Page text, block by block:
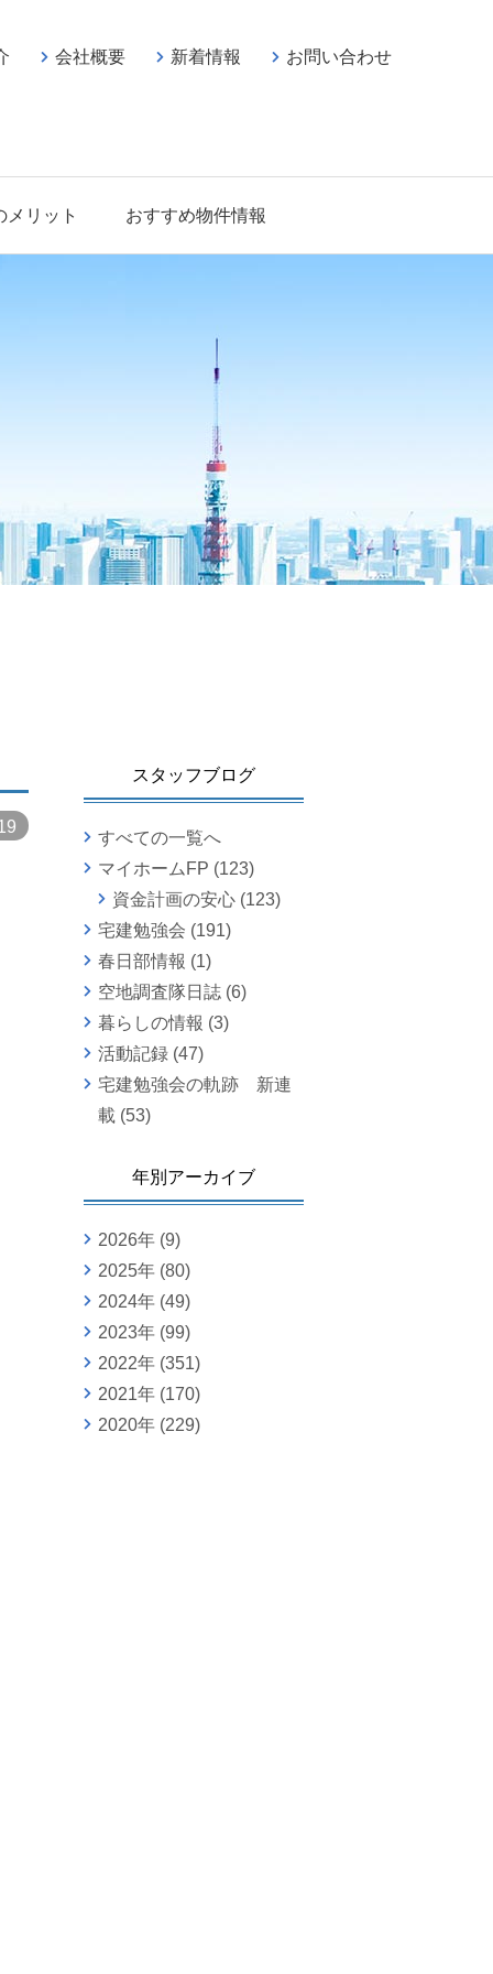
メリット おすすめ物件情報
会社概要 新着情報 お問い合わせ
スタッフブログ
すべての一覧へ
マイホームFP (123)
資金計画の安心(123)
宅建勉強会 (191)
春日部情報 (1)
空地調査隊日誌(6)
暮らしの情報 (3)
活動記録(47)
宅建勉強会の軌跡 新連
載 (53)
年別アーカイブ
2026年(9)
2025年(80)
2024年(49)
2023年(99)
2022年(351)
2021年(170)
2020年(229)